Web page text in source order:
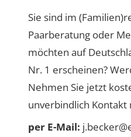
Sie sind im
Paarberatung oder
möchten auf
Nr. 1 erscheinen?
Nehmen Sie jetzt
unverbindlich Kontakt
per E-Mail: